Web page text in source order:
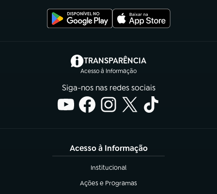
TRANSPARÊNCIA
Acesso à Informação
(abre em nova aba)
Siga-nos nas redes sociais
Acesso à Informação
Institucional
(abre em nova aba)
Ações e Programas
(abre em nova aba)